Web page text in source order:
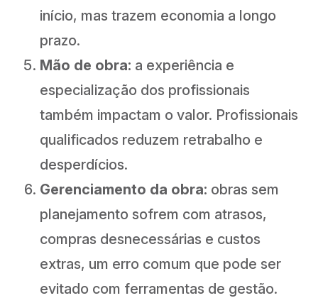
início, mas trazem economia a longo
prazo.
Mão de obra: a experiência e
especialização dos profissionais
também impactam o valor. Profissionais
qualificados reduzem retrabalho e
desperdícios.
Gerenciamento da obra: obras sem
planejamento sofrem com atrasos,
compras desnecessárias e custos
extras, um erro comum que pode ser
evitado com ferramentas de gestão.